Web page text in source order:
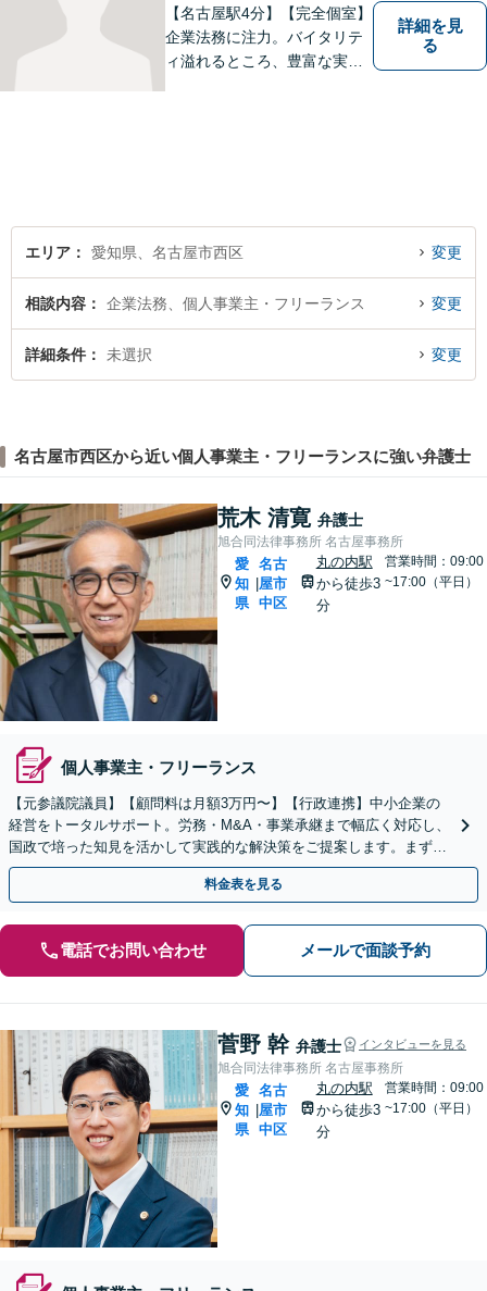
【名古屋駅4分】【完全個室】
企業法務に注力。バイタリテ
ィ溢れるところ、豊富な実
詳細を見
る
エリア 愛知県、名古屋市西区 変更
相談内容 企業法務、個人事業主・フリーランス 変更
詳細条件 未選択 変更
名古屋市西区から近い個人事業主・フリーランスに強い弁護士
荒木 清寛 弁護士
旭合同法律事務所 名古屋事務所
愛
知
県
名古
屋市
中区
丸の内駅
から徒歩3
分
営業時間：09:00
~17:00（平日）
個人事業主・フリーランス
【元参議院議員】【顧問料は月額3万円〜】【行政連携】中小企業の
経営をトータルサポート。労務・M&A・事業承継まで幅広く対応し、
国政で培った知見を活かして実践的な解決策をご提案します。まずは
お気軽にご相談ください。
料金表を見る
電話でお問い合わせ メールで面談予約
菅野 幹 弁護士 インタビューを見る
旭合同法律事務所 名古屋事務所
愛
知
県
名古
屋市
中区
丸の内駅
から徒歩3
分
営業時間：09:00
~17:00（平日）